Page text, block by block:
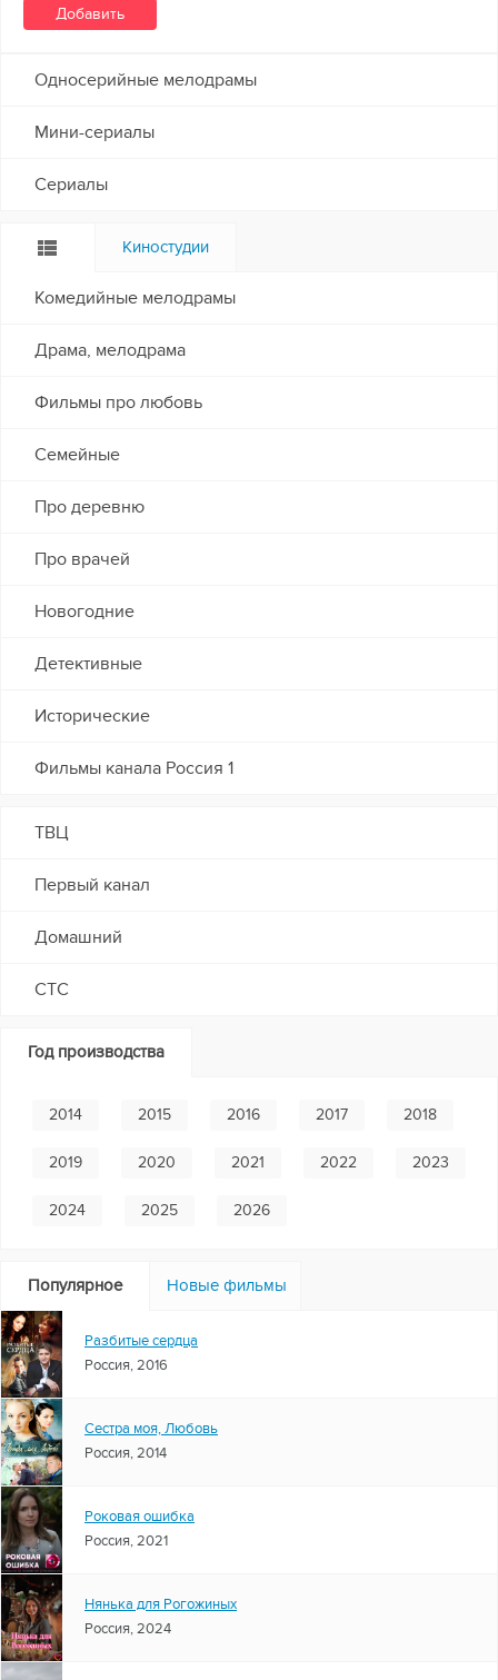
Односерийные мелодрамы
Мини-сериалы
Сериалы
Киностудии
Комедийные мелодрамы
Драма, мелодрама
Фильмы про любовь
Семейные
Про деревню
Про врачей
Новогодние
Детективные
Исторические
Фильмы канала Россия 1
ТВЦ
Первый канал
Домашний
СТС
Год производства
2014 2015 2016 2017 2018
2019 2020 2021 2022 2023
2024 2025 2026
Популярное Новые фильмы
Разбитые сердца
Россия, 2016
Сестра моя, Любовь
Россия, 2014
Роковая ошибка
Россия, 2021
Нянька для Рогожиных
Россия, 2024